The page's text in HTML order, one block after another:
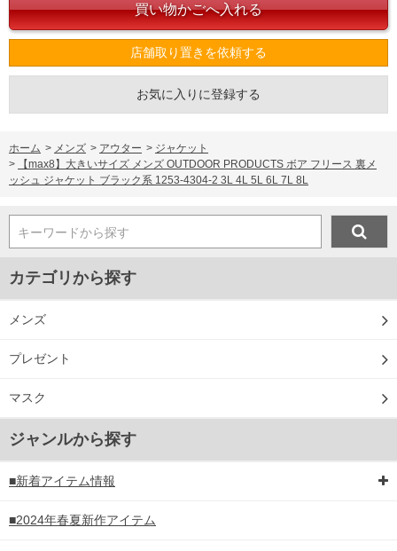
店舗取り置きを依頼する
お気に入りに登録する
ホーム > メンズ > アウター > ジャケット
>
【max8】大きいサイズ メンズ OUTDOOR PRODUCTS ボア フリース 裏メ
ッシュ ジャケット ブラック系 1253-4304-2 3L 4L 5L 6L 7L 8L
キーワードから探す
カテゴリから探す
メンズ
プレゼント
マスク
ジャンルから探す
■新着アイテム情報
■2024年春夏新作アイテム